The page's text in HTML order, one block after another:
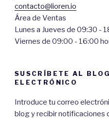
contacto@lioren.io
Área de Ventas
Lunes a Jueves de 09:30 -
Viernes de 09:00 - 16:00
SUSCRÍBETE AL
ELECTRÓNICO
Introduce tu correo
blog y recibir notificaciones